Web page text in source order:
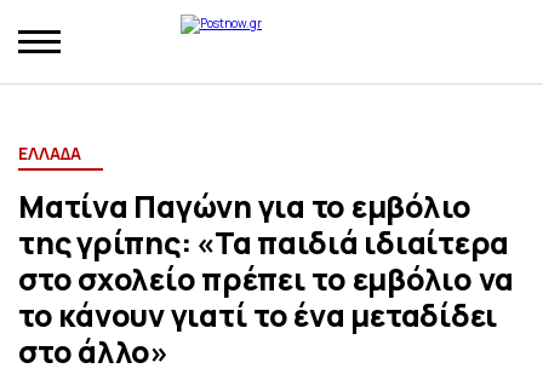
ΕΛΛΑΔΑ
Ματίνα Παγώνη για το εμβόλιο
της γρίπης: «Τα παιδιά ιδιαίτερα
στο σχολείο πρέπει το εμβόλιο να
το κάνουν γιατί το ένα μεταδίδει
στο άλλο»